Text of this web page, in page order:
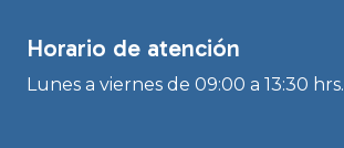
Horario de atención
Lunes a viernes de 09:00 a 13:30 hrs.